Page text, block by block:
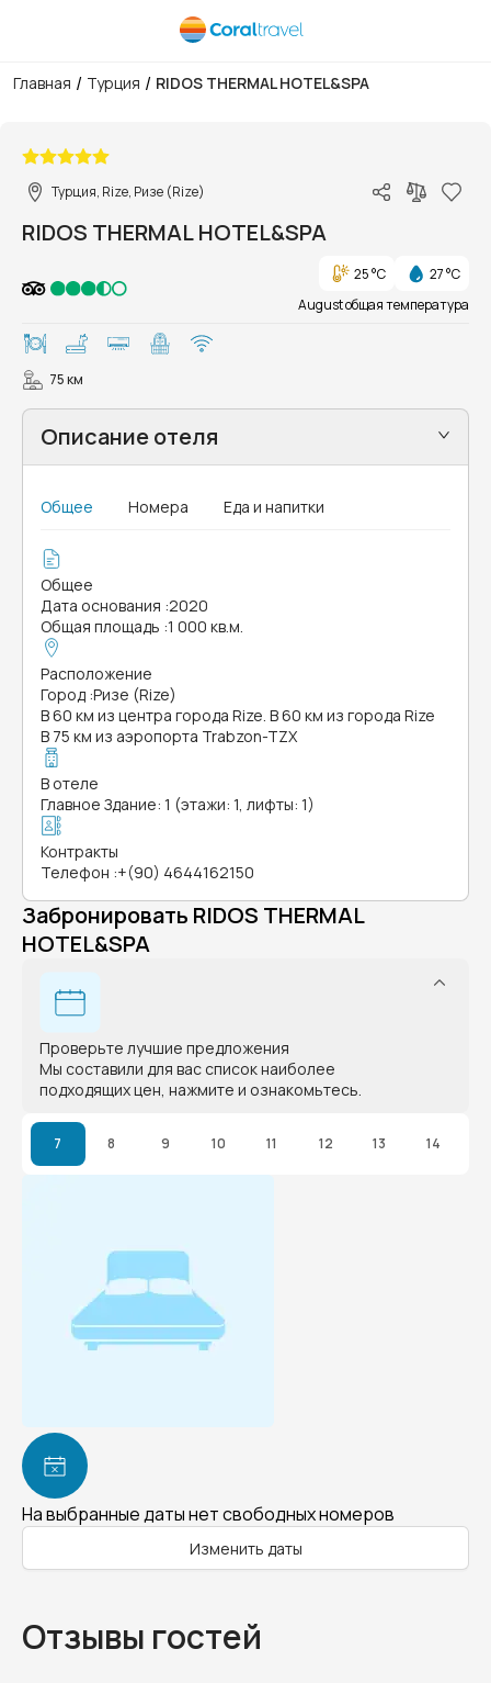
Главная / Турция / RIDOS THERMAL HOTEL&SPA
Турция, Rize, Ризе (Rize)
RIDOS THERMAL HOTEL&SPA
25 °C
27 °C
August общая температура
75 км
Описание отеля
Общее Номера Еда и напитки
Общее
Дата основания :2020
Общая площадь :1 000 кв.м.
Расположение
Город :Ризе (Rize)
В 60 км из центра города Rize. В 60 км из города Rize
В 75 км из аэропорта Trabzon-TZX
В отеле
Главное Здание: 1 (этажи: 1, лифты: 1)
Контракты
Телефон :+(90) 4644162150
Забронировать RIDOS THERMAL
HOTEL&SPA
Проверьте лучшие предложения
Мы составили для вас список наиболее
подходящих цен, нажмите и ознакомьтесь.
7 8 9 10 11 12 13 14
На выбранные даты нет свободных номеров
Изменить даты
Отзывы гостей